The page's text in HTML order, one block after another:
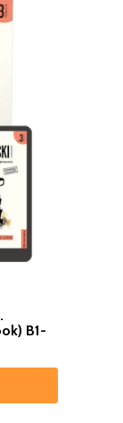
B1-